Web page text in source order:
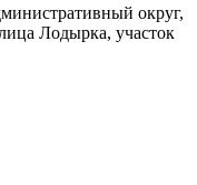
округ,
Лодырка, участок